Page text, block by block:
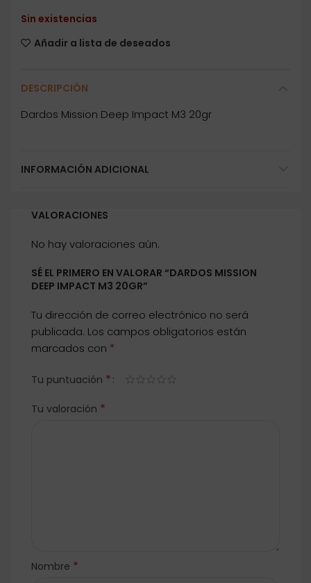
Sin existencias
Añadir a lista de deseados
DESCRIPCIÓN
Dardos Mission Deep Impact M3 20gr
INFORMACIÓN ADICIONAL
VALORACIONES
No hay valoraciones aún.
SÉ EL PRIMERO EN VALORAR “DARDOS MISSION
DEEP IMPACT M3 20GR”
Tu dirección de correo electrónico no será
publicada. Los campos obligatorios están
marcados con *
Tu puntuación *
Tu valoración *
Nombre *